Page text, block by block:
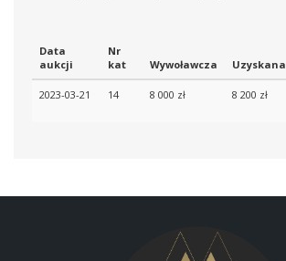
Data
aukcji
Nr
kat
Wywoławcza Uzyskana
2023-03-21 14 8 000 zł 8 200 zł